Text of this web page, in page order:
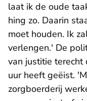
laat ik de oude
hing zo. Daarin
moet houden. Ik
verlengen.' De
van justitie
uur heeft geëist.
zorgboerderij